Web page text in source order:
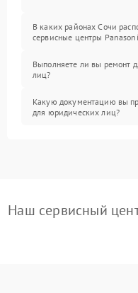
В каких районах Сочи
сервисные центры
Выполняете ли вы ремонт
лиц?
Какую документацию вы
для юридических лиц?
Наш сервисный